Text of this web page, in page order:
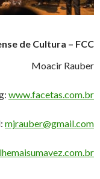
de Cultura – FCC
Moacir Rauber
www.facetas.com.br
mjrauber@gmail.com